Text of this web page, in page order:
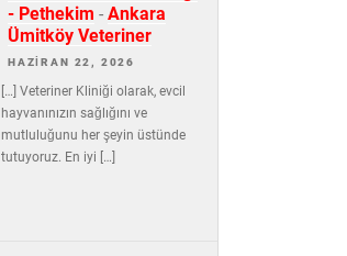
- Pethekim - Ankara
Ümitköy Veteriner
HAZIRAN 22, 2026
[…] Veteriner Kliniği olarak, evcil
hayvanınızın sağlığını ve
mutluluğunu her şeyin üstünde
tutuyoruz. En iyi […]